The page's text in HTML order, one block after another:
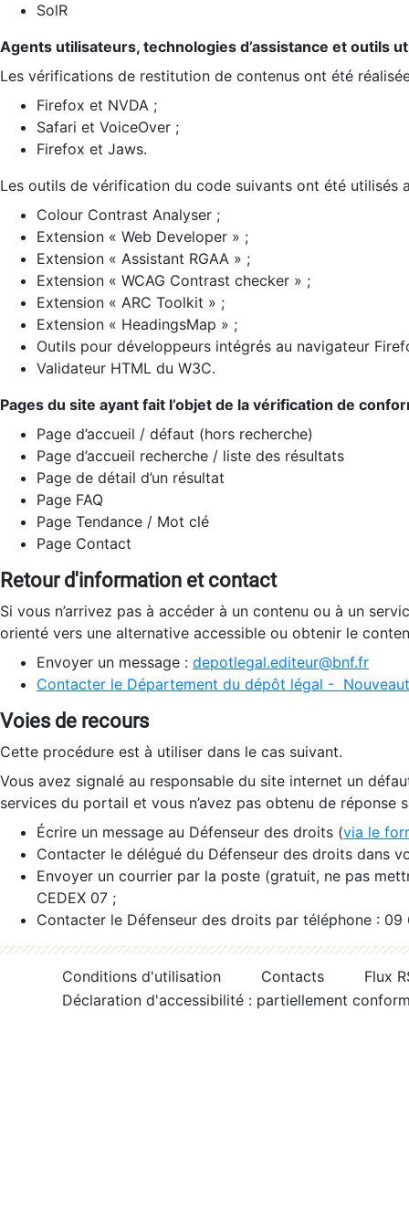
SolR
Agents utilisateurs, technologies d’assistance et outils
Les vérifications de restitution de contenus ont été
Firefox et NVDA ;
Safari et VoiceOver ;
Firefox et Jaws.
Les outils de vérification du code suivants ont été utilisés
Colour Contrast Analyser ;
Extension « Web Developer » ;
Extension « Assistant RGAA » ;
Extension « WCAG Contrast checker » ;
Extension « ARC Toolkit » ;
Extension « HeadingsMap » ;
Outils pour développeurs intégrés au navigateur
Validateur HTML du W3C.
Pages du site ayant fait l’objet de la vérification de
Page d’accueil / défaut (hors recherche)
Page d’accueil recherche / liste des résultats
Page de détail d’un résultat
Page FAQ
Page Tendance / Mot clé
Page Contact
Retour d'information et contact
Si vous n’arrivez pas à accéder à un contenu ou à un
orienté vers une alternative accessible ou obtenir le
Envoyer un message : depotlegal.editeur@bnf.fr
Contacter le Département du dépôt légal -
Voies de recours
Cette procédure est à utiliser dans le cas suivant.
Vous avez signalé au responsable du site internet un
services du portail et vous n’avez pas obtenu de réponse
Écrire un message au Défenseur des droits (via le
Contacter le délégué du Défenseur des droits dans
Envoyer un courrier par la poste (gratuit, ne pas
CEDEX 07 ;
Contacter le Défenseur des droits par téléphone :
Conditions d'utilisation Contacts
Flux
Déclaration d'accessibilité : partiellement